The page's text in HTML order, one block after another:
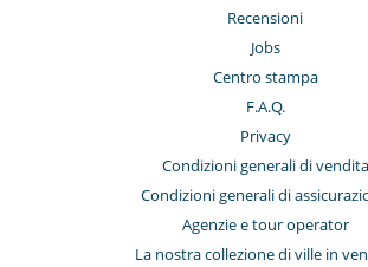
Recensioni
Jobs
Centro stampa
F.A.Q.
Privacy
Condizioni generali di vendita
Condizioni generali di
Agenzie e tour operator
La nostra collezione di ville in